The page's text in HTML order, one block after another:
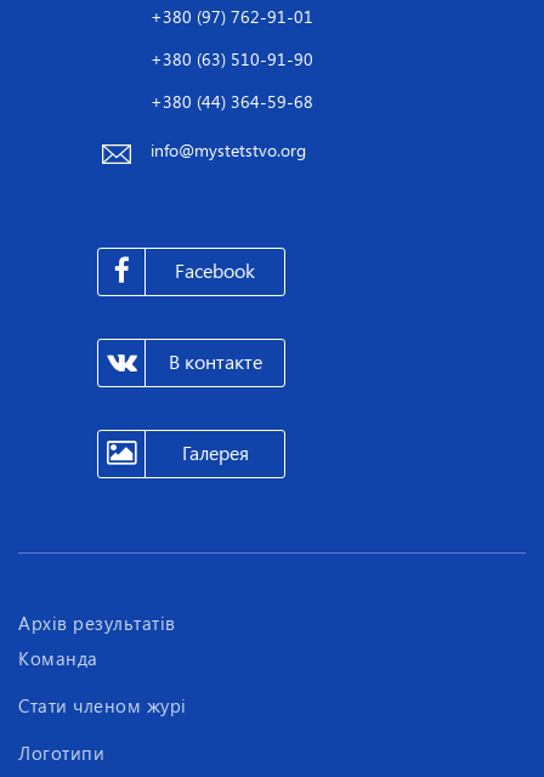
+380 (97) 762-91-01
+380 (63) 510-91-90
+380 (44) 364-59-68
info@mystetstvo.org
Facebook
В контакте
Галерея
Архів результатів
Команда
Стати членом журі
Логотипи